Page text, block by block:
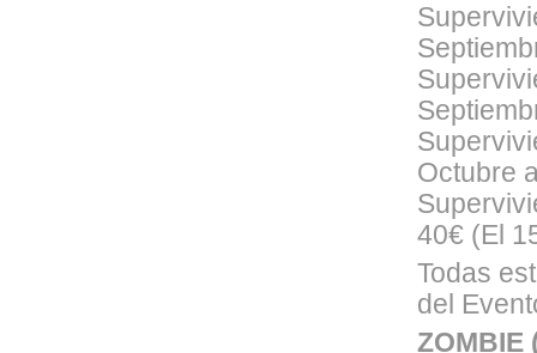
Octubre
40€ (El
Todas
del
ZOMBIE